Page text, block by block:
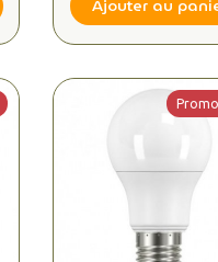
Ajouter au